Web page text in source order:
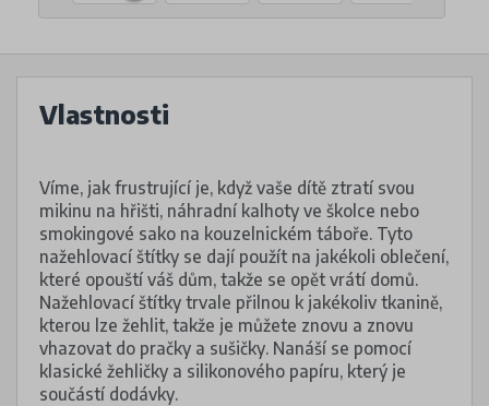
Vlastnosti
Víme, jak frustrující je, když vaše dítě ztratí svou
mikinu na hřišti, náhradní kalhoty ve školce nebo
smokingové sako na kouzelnickém táboře. Tyto
nažehlovací štítky se dají použít na jakékoli oblečení,
které opouští váš dům, takže se opět vrátí domů.
Nažehlovací štítky trvale přilnou k jakékoliv tkanině,
kterou lze žehlit, takže je můžete znovu a znovu
vhazovat do pračky a sušičky. Nanáší se pomocí
klasické žehličky a silikonového papíru, který je
součástí dodávky.